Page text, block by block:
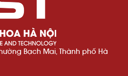
Bạch Mai, Thành phố Hà